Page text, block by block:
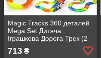
Magic Tracks 360 деталей
Mega Set Дитяча
Іграшкова Дорога Трек (2
713 ₴